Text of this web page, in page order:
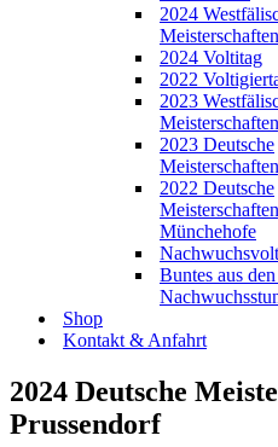
2024
Meisterschaften
2024 Voltitag
2022
2023
2023 Deutsche
2022 Deutsche
Münchehofe
Buntes aus
Shop
Kontakt & Anfahrt
2024 Deutsche
Prussendorf